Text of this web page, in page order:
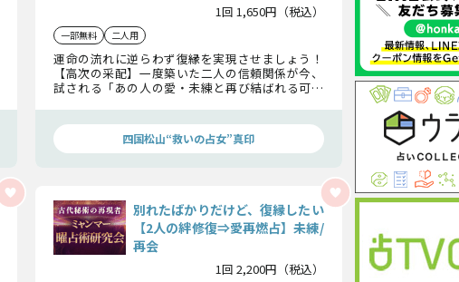
1回 1,650円（税込）
一部無料 二人用
運命の流れに逆らわず復縁を実現させましょう！
【高次の采配】一度築いた二人の信頼関係が今、
試される「あの人の愛・未練と再び結ばれる可能
四国松山“救いの占女”真印
別れたばかりだけど、復縁したい
【2人の絆修復⇒愛再燃占】未練/
再会
1回 2,200円（税込）